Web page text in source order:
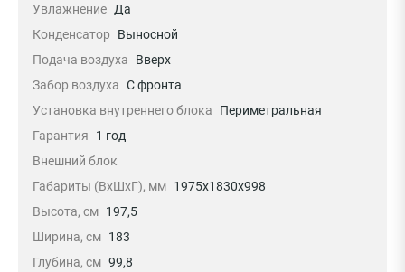
Увлажнение Да
Конденсатор
Выносной
Подача воздуха
Вверх
Забор воздуха С фронта
Установка внутреннего блока
Периметральная
Гарантия
1 год
Внешний блок
Габариты (ВхШхГ), мм 1975х1830х998
Высота, см 197,5
Ширина, см 183
Глубина, см 99,8